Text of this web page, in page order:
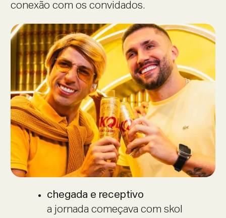
conexão com os convidados.
chegada e receptivo
a jornada começava com skol